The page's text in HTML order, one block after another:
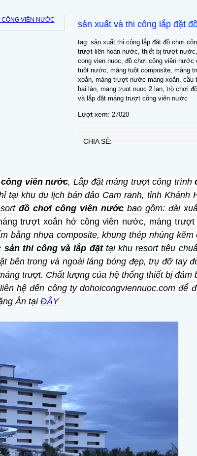
sản xuất và thi công lắp đặt
tag: sản xuất thi công lắp đặt đồ chơi
trượt liên hoàn nước, thiết bị trượt
cong vien nuoc, đồ chơi công viên
tuột nước, máng tuột composite, máng
xoắn, máng trượt nước máng xoắn,
hai làn, mang truot nuoc 2 lan, trò chơi
và lắp đặt máng trượt công viên nước
Lượt xem: 27020
CHIA SẺ:
viên nước, Lắp đặt máng trượt công trình
tại khu du lịch bán đảo Cam ranh, tỉnh Khánh
đồ chơi công viên nước bao gồm: đài
trượt xoắn hở công viên nước, máng
bằng nhựa composite, khung thép nhúng
sản thi công và lắp đặt tại khu resort tiêu
bên trong và ngoài láng bóng đẹp, trụ đỡ tay
trượt. Chất lượng của hệ thống thiết bị đảm
hệ đến công ty dohoicongviennuoc.com để
Ân tại ĐÂY